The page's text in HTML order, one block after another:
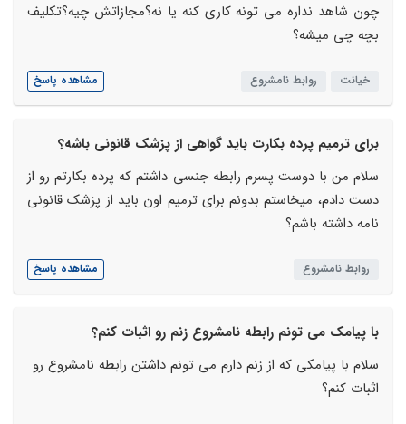
چون شاهد نداره می تونه کاری کنه یا نه؟مجازاتش چیه؟تکلیف
بچه چی میشه؟
خیانت روابط نامشروع مشاهده پاسخ
برای ترمیم پرده بکارت باید گواهی از پزشک قانونی باشه؟
سلام من با دوست پسرم رابطه جنسی داشتم که پرده بکارتم رو از
دست دادم، میخاستم بدونم برای ترمیم اون باید از پزشک قانونی
نامه داشته باشم؟
روابط نامشروع مشاهده پاسخ
با پیامک می تونم رابطه نامشروع زنم رو اثبات کنم؟
سلام با پیامکی که از زنم دارم می تونم داشتن رابطه نامشروع رو
اثبات کنم؟